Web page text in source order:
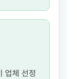
업체 선정